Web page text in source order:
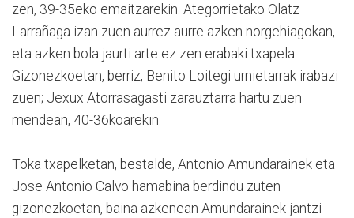
zen, 39-35eko emaitzarekin. Ategorrietako Olatz
Larrañaga izan zuen aurrez aurre azken norgehiagokan,
eta azken bola jaurti arte ez zen erabaki txapela.
Gizonezkoetan, berriz, Benito Loitegi urnietarrak irabazi
zuen; Jexux Atorrasagasti zarauztarra hartu zuen
mendean, 40-36koarekin.
Toka txapelketan, bestalde, Antonio Amundarainek eta
Jose Antonio Calvo hamabina berdindu zuten
gizonezkoetan, baina azkenean Amundarainek jantzi